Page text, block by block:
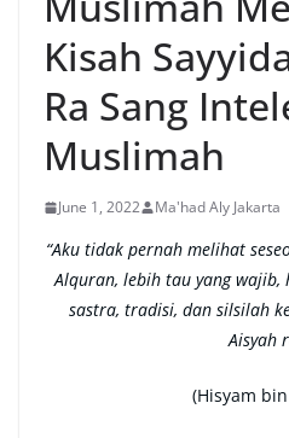
Kisah
Ra Sang
Muslimah
June 1, 2022 Ma'had Aly Jakarta
“Aku tidak pernah melihat
Alquran, lebih tau yang
sastra, tradisi, dan silsilah
Aisyah
(Hisyam